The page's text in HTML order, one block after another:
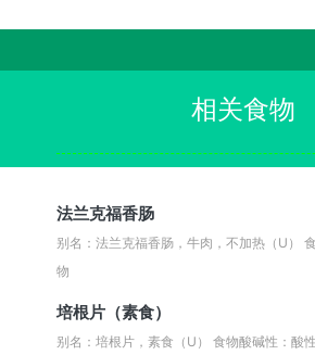
相关食物
法兰克福香肠
别名：法兰克福香肠，牛肉，不加热（U）
物
培根片（素食）
别名：培根片，素食（U）食物酸碱性：酸